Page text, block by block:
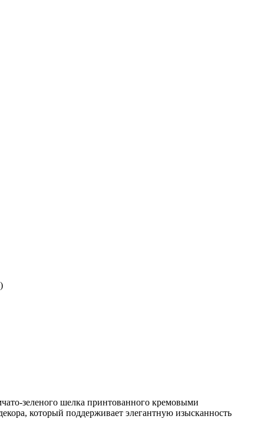
)
зеленого шелка принтованного кремовыми
который поддерживает элегантную изысканность